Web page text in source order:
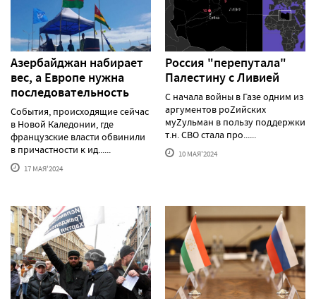
Азербайджан набирает
вес, а Европе нужна
последовательность
События, происходящие сейчас
в Новой Каледонии, где
французские власти обвинили
в причастности к ид......
17 МАЯ'2024
Россия "перепутала"
Палестину с Ливией
С начала войны в Газе одним из
аргументов роZийских
муZульман в пользу поддержки
т.н. СВО стала про......
10 МАЯ'2024